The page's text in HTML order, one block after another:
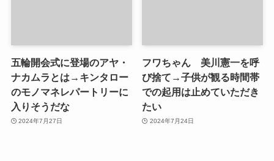
五輪開会式に登場のアヤ・
ナカムラとは→キンタロー
のモノマネレパートリーに
入りそうだな
2024年7月27日
フワちゃん 美川憲一を呼
び捨て→子供が観る時間帯
での起用は止めていただき
たい
2024年7月24日